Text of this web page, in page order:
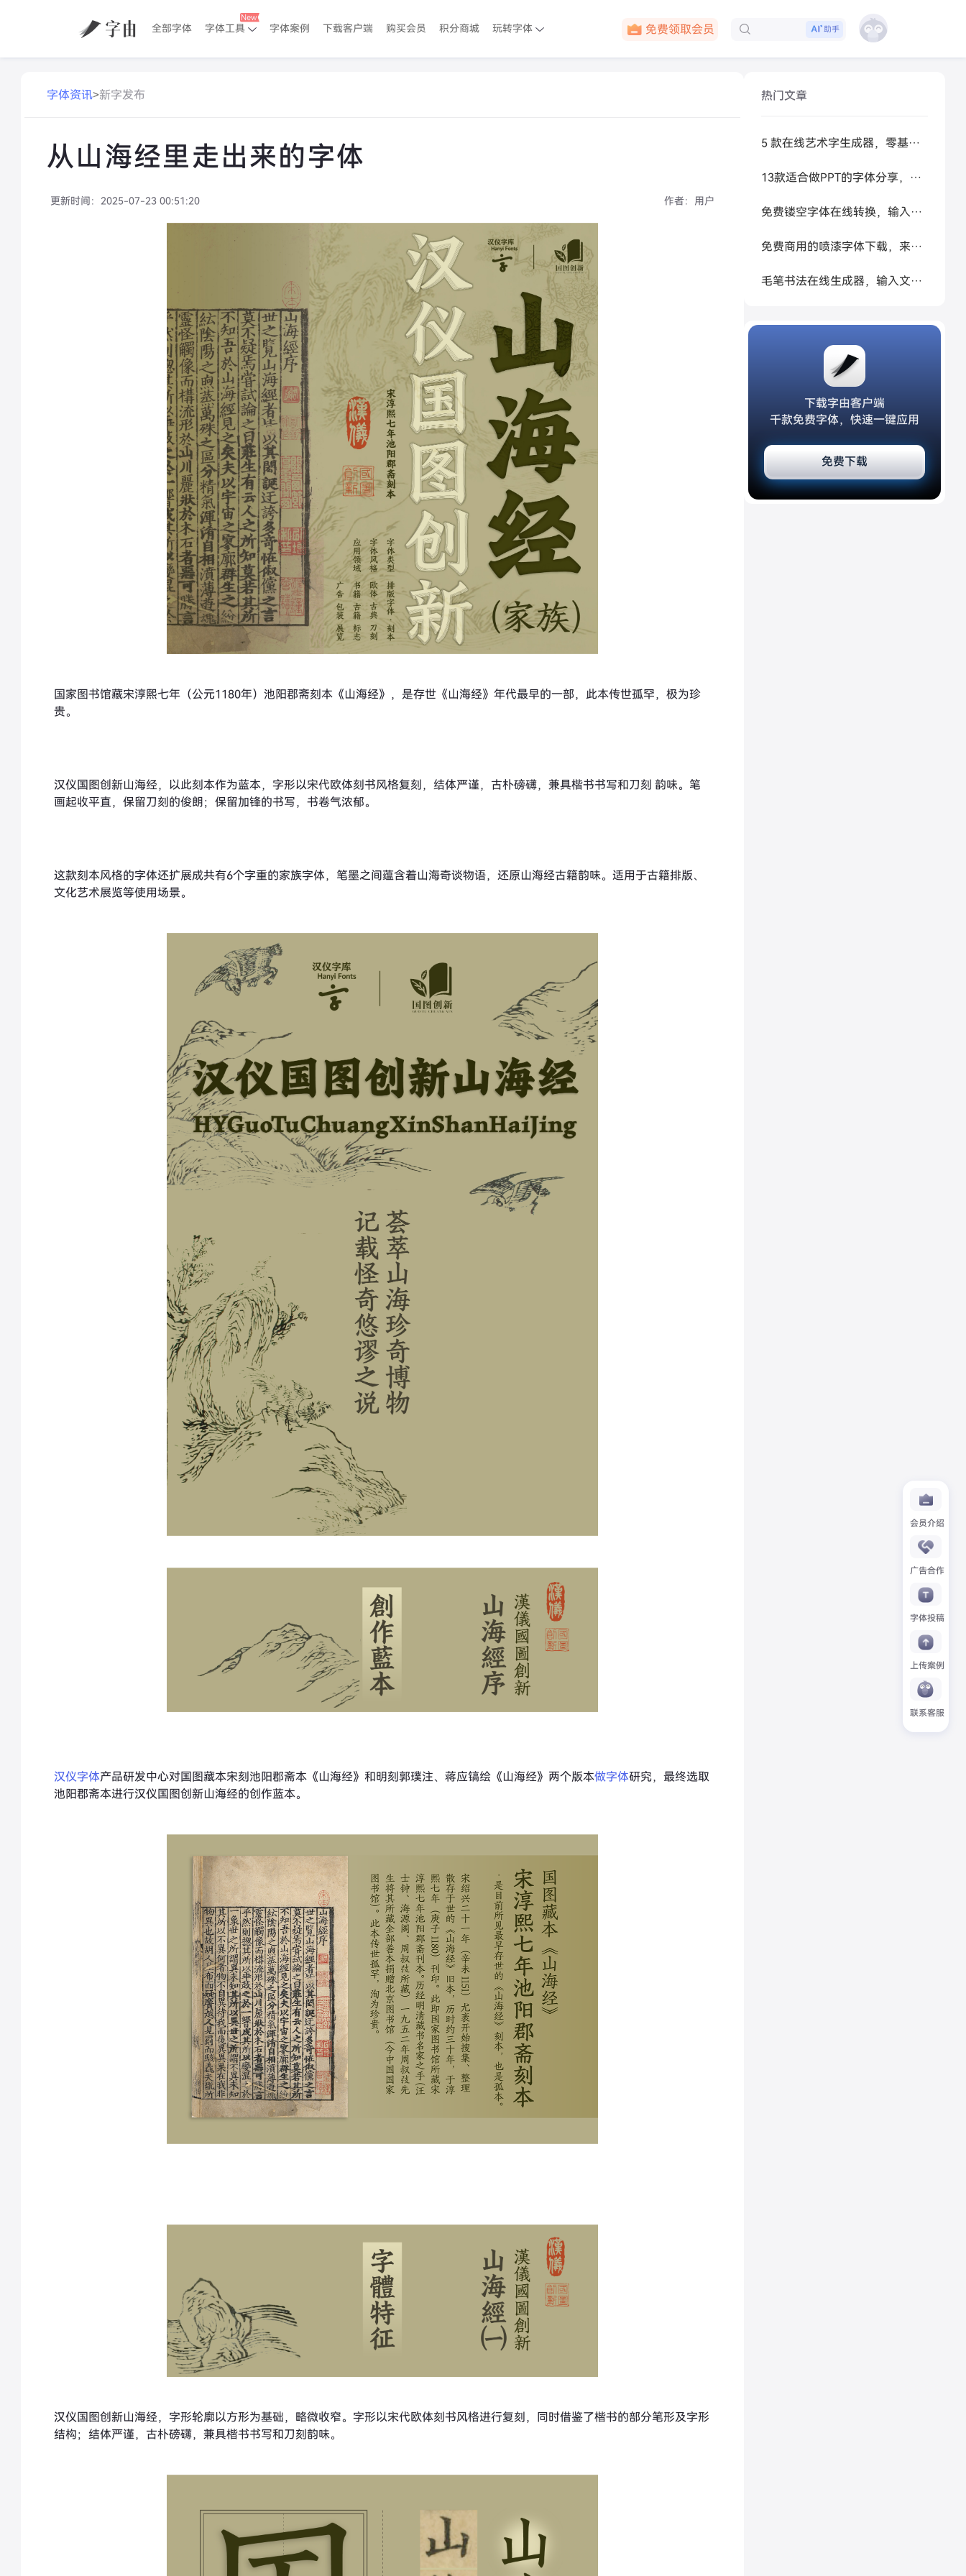
全部字体 字体工具 字体案例 下载客户端 购买会员 积分商城 玩转字体
下载客户端
助手
会员介绍
广告合作
字体投稿
上传案例
联系客服
字体资讯>新字发布
从山海经里走出来的字体
更新时间： 2025-07-23 00:51:20 作者： 用户
国家图书馆藏宋淳熙七年（公元1180年）池阳郡斋刻本《山海经》，是存世《山海经》年代最早的一部，此本传世孤罕，极为珍
贵。
汉仪国图创新山海经，以此刻本作为蓝本，字形以宋代欧体刻书风格复刻，结体严谨，古朴磅礴，兼具楷书书写和刀刻 韵味。笔
画起收平直，保留刀刻的俊朗；保留加锋的书写，书卷气浓郁。
这款刻本风格的字体还扩展成共有6个字重的家族字体，笔墨之间蕴含着山海奇谈物语，还原山海经古籍韵味。适用于古籍排版、
文化艺术展览等使用场景。
汉仪字体产品研发中心对国图藏本宋刻池阳郡斋本《山海经》和明刻郭璞注、蒋应镐绘《山海经》两个版本做字体研究，最终选取
池阳郡斋本进行汉仪国图创新山海经的创作蓝本。
汉仪国图创新山海经，字形轮廓以方形为基础，略微收窄。字形以宋代欧体刻书风格进行复刻，同时借鉴了楷书的部分笔形及字形
结构；结体严谨，古朴磅礴，兼具楷书书写和刀刻韵味。
热门文章
5 款在线艺术字生成器，零基础做高级感标题
13款适合做PPT的字体分享，让你的PPT更好看
免费镂空字体在线转换，输入文字秒生成可复制空心艺术字
免费商用的喷漆字体下载，来试试让 AI 帮你生成
毛笔书法在线生成器，输入文字秒变书法大家
下载字由客户端
千款免费字体，快速一键应用
免费下载